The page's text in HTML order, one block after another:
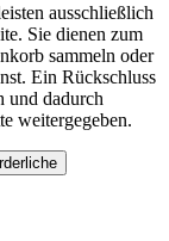
ausschließlich
Sie dienen zum
sammeln oder
Ein Rückschluss
und dadurch
weitergegeben.